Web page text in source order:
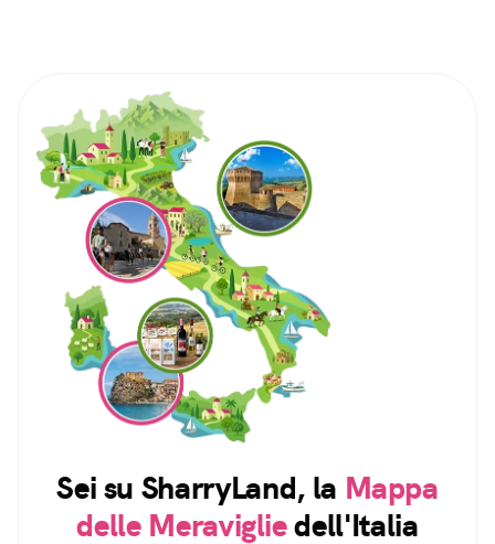
Sei su SharryLand, la Mappa
delle Meravigliedell'Italia